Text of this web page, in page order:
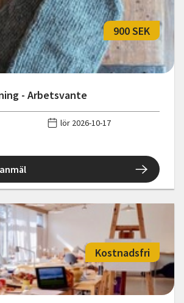
- Arbetsvante
900 SEK
lör 2026-10-17
Kostnadsfri